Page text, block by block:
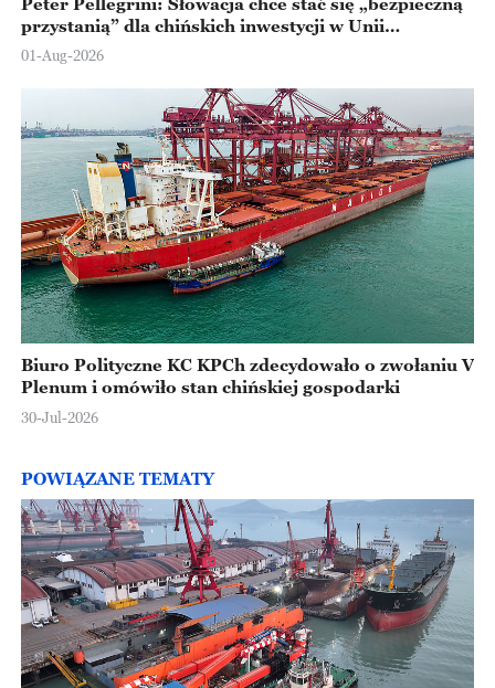
przystanią” dla chińskich inwestycji w Unii
Europejskiej
01-Aug-2026
Biuro Polityczne KC KPCh zdecydowało o zwołaniu V
Plenum i omówiło stan chińskiej gospodarki
30-Jul-2026
POWIĄZANE TEMATY